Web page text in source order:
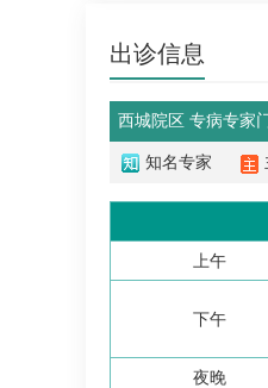
出诊信息
西城院区 专病专家
知名专家
上午
下午
夜晚